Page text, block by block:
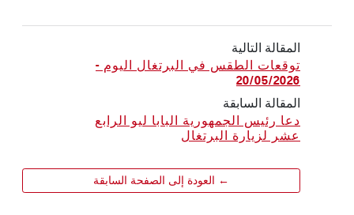
المقالة التالية
توقعات الطقس في البرتغال اليوم -
20/05/2026
المقالة السابقة
دعا رئيس الجمهورية البابا ليو الرابع
عشر لزيارة البرتغال
← العودة إلى الصفحة السابقة